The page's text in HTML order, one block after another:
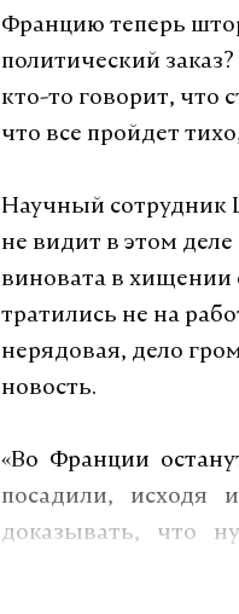
Францию теперь
политический
кто-то говорит, что
что все пройдет
Научный сотрудник
не видит в этом
виновата в хищении
тратились не на
нерядовая, дело
новость.
«Во Франции
посадили, исходя
доказывать, что